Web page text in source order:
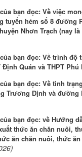
bạn đọc: Về việc
tuyến hẻm số 8 đường
Nhơn Trạch (nay
bạn đọc: Về trình độ
Quán và THPT Phú
bạn đọc: Về tình
Trương Định và đường
bạn đọc: về Hướng
thức ăn chăn nuôi,
ăn chăn nuôi, thức